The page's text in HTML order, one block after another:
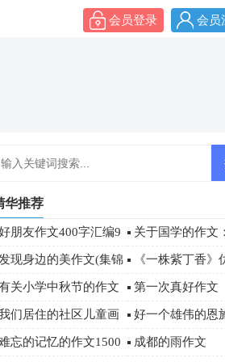
会员登录 会员
华推荐
朋友作文400字汇编9 关于国学的作文
规读后感800字
现身边的美作文(集锦
篇)
《一株紫丁香》
学设计
关小学中秋节的作文
字三篇
第一次真好作文
们居住的社区儿童画
品欣赏
好一个雄伟的恩
谷游记作文
忘的记忆的作文1500 成都的雨作文